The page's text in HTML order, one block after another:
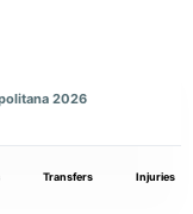
2026
Transfers Injuries